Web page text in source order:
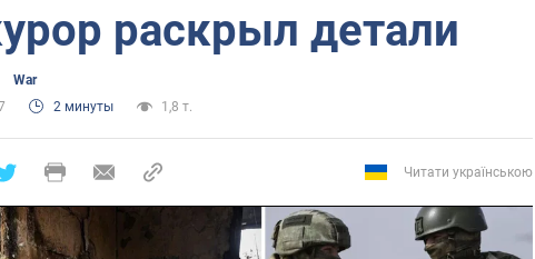
раскрыл детали
War
2 минуты 1,8 т.
Читати українською